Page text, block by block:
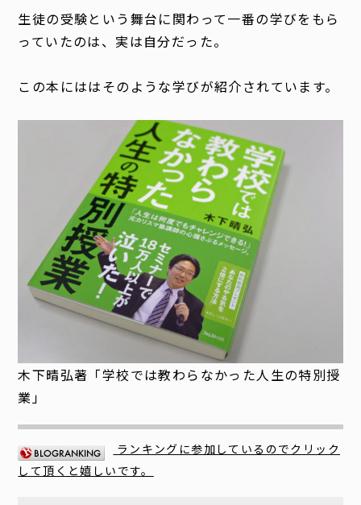
生徒の受験という舞台に関わって一番の学びをもら
っていたのは、実は自分だった。
この本にははそのような学びが紹介されています。
木下晴弘著「学校では教わらなかった人生の特別授
業」
ランキングに参加しているのでクリック
して頂くと嬉しいです。